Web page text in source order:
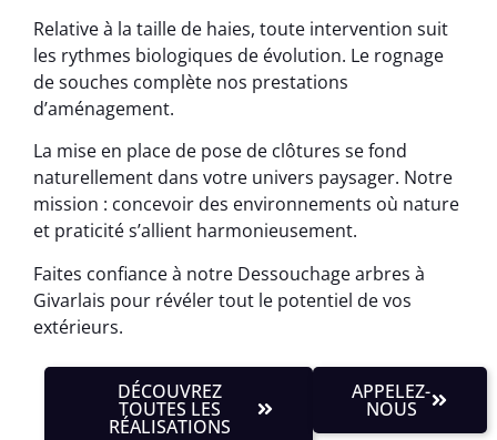
Relative à la taille de haies, toute intervention suit
les rythmes biologiques de évolution. Le rognage
de souches complète nos prestations
d’aménagement.
La mise en place de pose de clôtures se fond
naturellement dans votre univers paysager. Notre
mission : concevoir des environnements où nature
et praticité s’allient harmonieusement.
Faites confiance à notre Dessouchage arbres à
Givarlais pour révéler tout le potentiel de vos
extérieurs.
DÉCOUVREZ
TOUTES LES
RÉALISATIONS
APPELEZ-
NOUS